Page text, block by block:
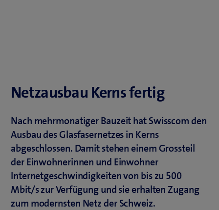
Netzausbau Kerns fertig
Nach mehrmonatiger Bauzeit hat Swisscom den
Ausbau des Glasfasernetzes in Kerns
abgeschlossen. Damit stehen einem Grossteil
der Einwohnerinnen und Einwohner
Internetgeschwindigkeiten von bis zu 500
Mbit/s zur Verfügung und sie erhalten Zugang
zum modernsten Netz der Schweiz.